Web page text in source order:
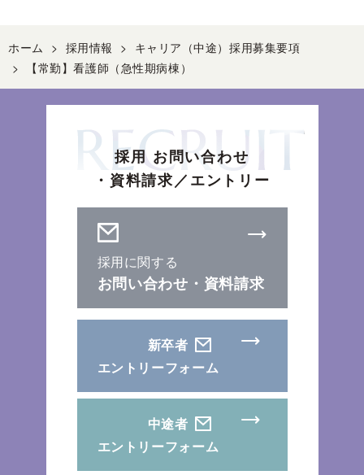
ホーム > 採用情報 > キャリア（中途）採用募集要項
>
【常勤】看護師（急性期病棟）
採用 お問い合わせ
・資料請求／エントリー
採用に関する
お問い合わせ・資料請求
新卒者
エントリーフォーム
中途者
エントリーフォーム